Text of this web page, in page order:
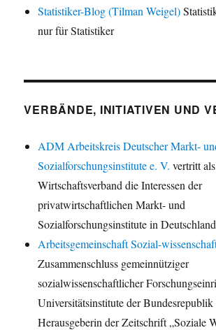
Statistiker-Blog (Tilman Weigel)
nur für Statistiker
VERBÄNDE, INITIATIVEN UND
ADM Arbeitskreis Deutscher Markt-
Sozialforschungsinstitute e. V. vertritt als
Wirtschaftsverband die Interessen der
privatwirtschaftlichen Markt- und
Sozialforschungsinstitute in Deutschland
Arbeitsgemeinschaft Sozial-
Zusammenschluss gemeinnütziger
sozialwissenschaftlicher
Universitätsinstitute der
Herausgeberin der Zeitschrift „Soziale